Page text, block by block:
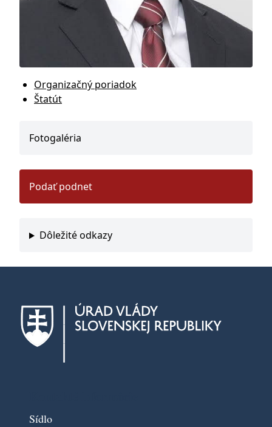
Organizačný poriadok
Štatút
Fotogaléria
Podať podnet
Dôležité odkazy
Sídlo